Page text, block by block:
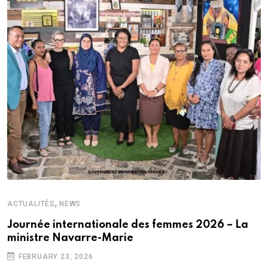
ACTUALITÉS, NEWS
Journée internationale des femmes 2026 – La
ministre Navarre-Marie
FEBRUARY 23, 2026